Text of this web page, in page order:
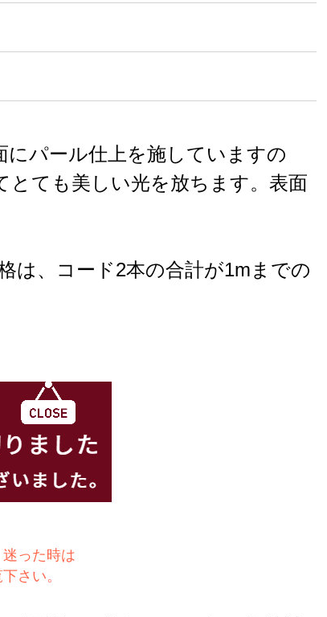
パール仕上を施していますの
とても美しい光を放ちます。表面
は、コード2本の合計が1mまでの
った時は
さい。